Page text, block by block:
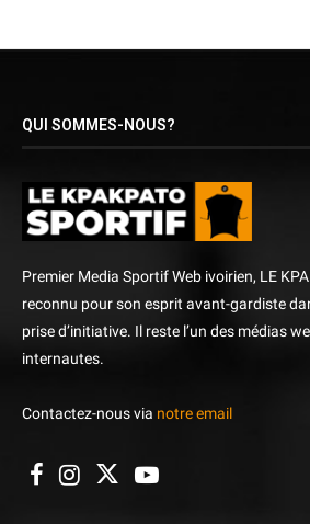
QUI SOMMES-NOUS?
Premier Media Sportif Web ivoirien, LE
reconnu pour son esprit avant-gardiste
prise d’initiative. Il reste l’un des médias
internautes.
Contactez-nous via notre email